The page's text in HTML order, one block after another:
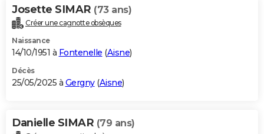
Josette SIMAR (73 ans)
Créer une cagnotte obsèques
Naissance
14/10/1951 à Fontenelle (Aisne)
Décès
25/05/2025 à Gergny(Aisne)
Danielle SIMAR (79 ans)